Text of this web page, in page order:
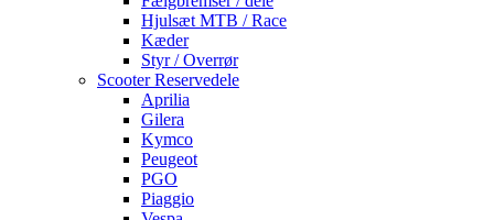
Hjulsæt MTB / Race
Kæder
Styr / Overrør
Scooter Reservedele
Aprilia
Gilera
Kymco
Peugeot
PGO
Piaggio